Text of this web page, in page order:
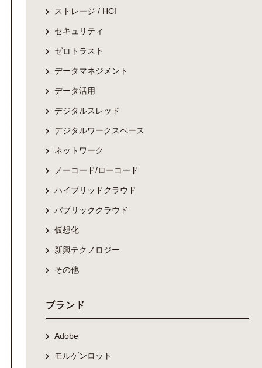
ストレージ / HCI
セキュリティ
ゼロトラスト
データマネジメント
データ活用
デジタルスレッド
デジタルワークスペース
ネットワーク
ノーコード/ローコード
ハイブリッドクラウド
パブリッククラウド
仮想化
新興テクノロジー
その他
ブランド
Adobe
モルゲンロット